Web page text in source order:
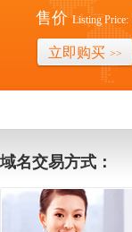
售价 Listing Price:
立即购买 >>
域名交易方式：